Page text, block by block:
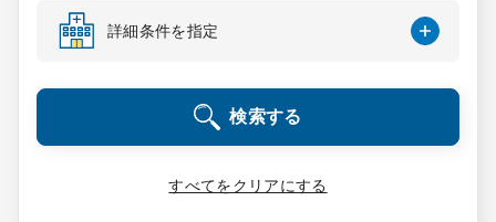
コンサルタント
成功事例
転職ノウハウ
詳細条件を指定
検索する
すべてをクリアにする